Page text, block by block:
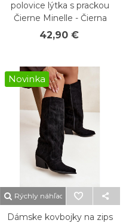
polovice lýtka s prackou
Čierne Minelle - Čierna
42,90 €
Novinka
Rýchly náhľad
Dámske kovbojky na zips